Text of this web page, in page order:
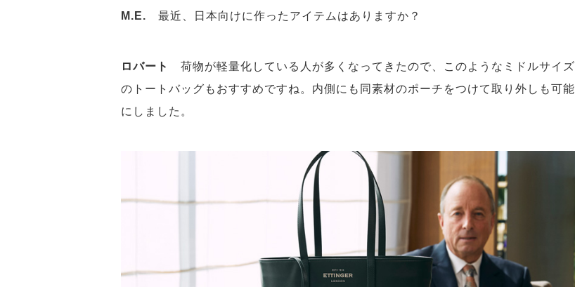
M.E. 最近、日本向けに作ったアイテムはありますか？
ロバート 荷物が軽量化している人が多くなってきたので、このようなミドルサイズ
のトートバッグもおすすめですね。内側にも同素材のポーチをつけて取り外しも可能
にしました。